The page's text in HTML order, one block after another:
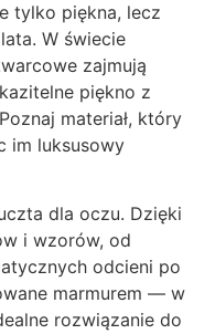
tylko piękna, lecz
W świecie
zajmują
piękno z
materiał, który
im luksusowy
dla oczu. Dzięki
i wzorów, od
odcieni po
marmurem — w
rozwiązanie do